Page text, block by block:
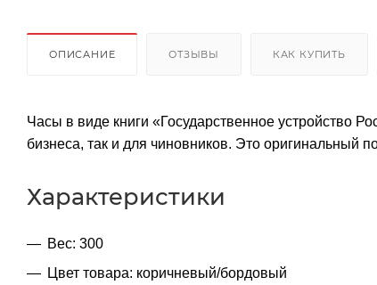
ОПИСАНИЕ ОТЗЫВЫ КАК КУПИТЬ
Часы в виде книги «Государственное устройство
бизнеса, так и для чиновников. Это оригинальный
Характеристики
Вес: 300
Цвет товара: коричневый/бордовый